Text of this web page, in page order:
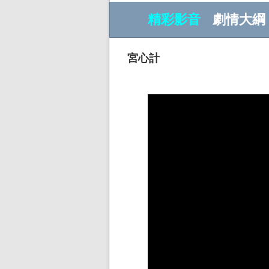
精彩影音 劇情大綱
宮心計